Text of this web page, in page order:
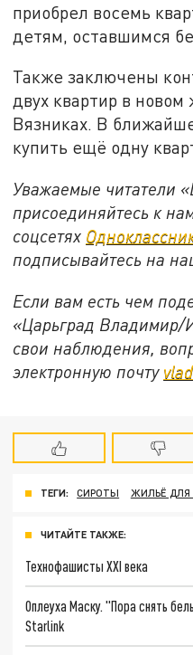
приобрел восемь
детям, оставшимся
Также заключены
двух квартир в
Вязниках. В
купить ещё одну
Уважаемые читатели
присоединяйтесь к
соцсетях
подписывайтесь на
Если вам есть чем
«Царьград Владимир/
свои наблюдения,
электронную почту
ТЕГИ: СИРОТЫ ЖИЛЬЁ ДЛЯ
ЧИТАЙТЕ ТАКЖЕ:
Технофашисты XXI века
Оплеуха Маску. "Пора снять
Starlink